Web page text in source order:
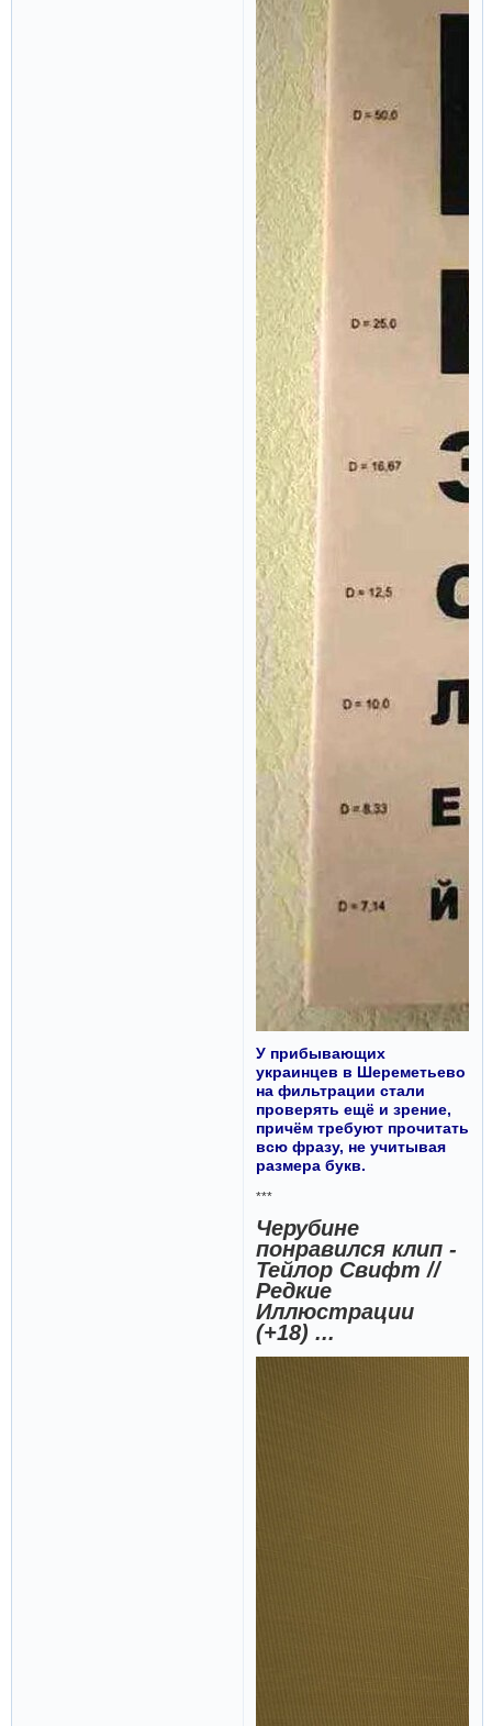
У прибывающих
украинцев в Шереметьево
на фильтрации стали
проверять ещё и зрение,
причём требуют прочитать
всю фразу, не учитывая
размера букв.
***
Черубине
понравился клип -
Тейлор Свифт //
Редкие
Иллюстрации
(+18) ...